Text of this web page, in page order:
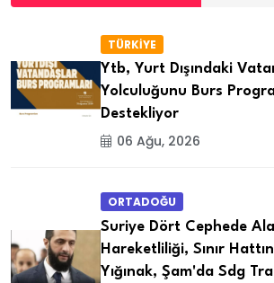
TÜRKİYE
Ytb, Yurt Dışındaki
Yolculuğunu Burs
Destekliyor
06 Ağu, 2026
ORTADOĞU
Suriye Dört Cephede
Hareketliliği, Sınır
Yığınak, Şam'da Sdg